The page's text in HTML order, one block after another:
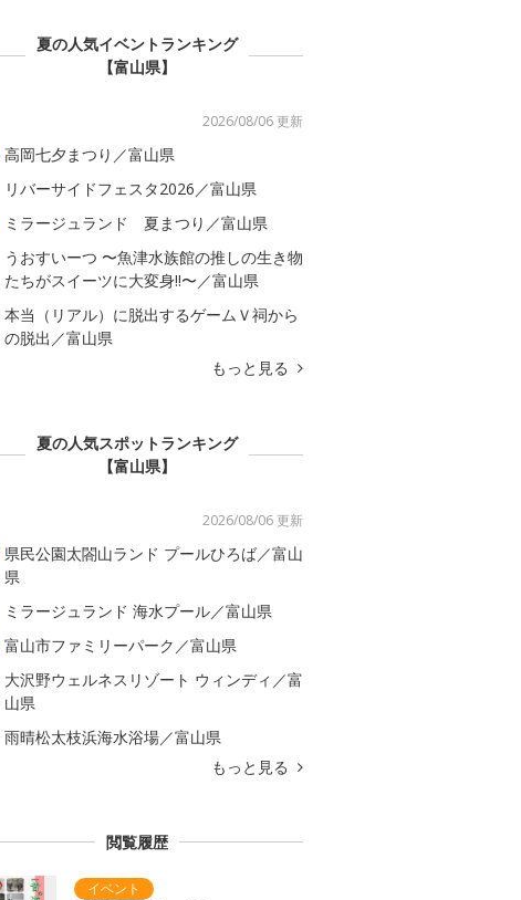
夏の人気イベントランキング
【富山県】
2026/08/06 更新
高岡七夕まつり／富山県
リバーサイドフェスタ2026／富山県
ミラージュランド 夏まつり／富山県
うおすいーつ 〜魚津水族館の推しの生き物
たちがスイーツに大変身!!〜／富山県
本当（リアル）に脱出するゲームＶ祠から
の脱出／富山県
もっと見る
夏の人気スポットランキング
【富山県】
2026/08/06 更新
県民公園太閤山ランド プールひろば／富山
県
ミラージュランド 海水プール／富山県
富山市ファミリーパーク／富山県
大沢野ウェルネスリゾート ウィンディ／富
山県
雨晴松太枝浜海水浴場／富山県
もっと見る
閲覧履歴